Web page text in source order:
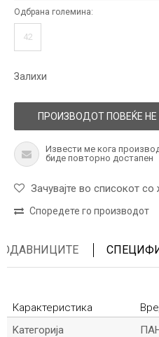
Одбрана големина:
42
Залихи
ПРОИЗВОДОТ ПОВЕЌЕ
Извести ме кога
биде повторно достапен
Зачувајте во списокот со
Споредете го производот
Карактеристика
Kатегорија